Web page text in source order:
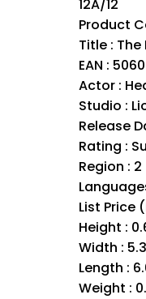
12A/12
Product
Title :
EAN :
Actor :
Studio :
Release
Rating :
Region : 2
List Price
Height :
Width :
Length :
Weight :